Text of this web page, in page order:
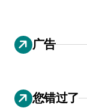
广告
您错过了